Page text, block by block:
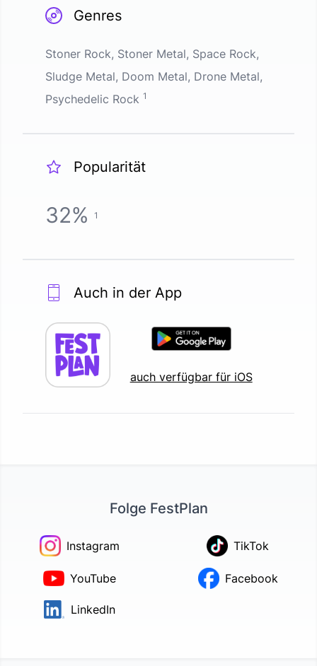
Genres
Stoner Rock, Stoner Metal, Space Rock,
Sludge Metal, Doom Metal, Drone Metal,
Psychedelic Rock 1
Popularität
32% 1
Auch in der App
auch verfügbar für iOS
Folge FestPlan
Instagram TikTok
YouTube Facebook
LinkedIn